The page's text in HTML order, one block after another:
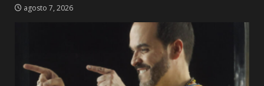
agosto 7, 2026